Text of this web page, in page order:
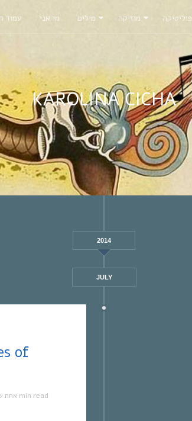
עמוד מי אני מילים מוזיקה פוליטיקה
KAROLINA CICHA
2014
JULY
אחת 1 min read